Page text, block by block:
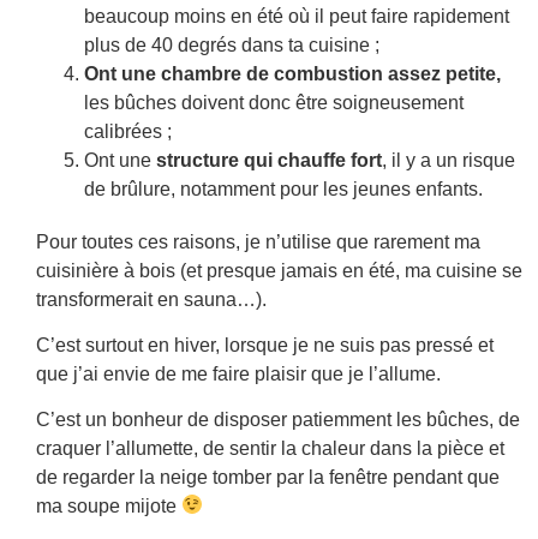
beaucoup moins en été où il peut faire rapidement
plus de 40 degrés dans ta cuisine ;
Ont une chambre de combustion assez petite,
les bûches doivent donc être soigneusement
calibrées ;
Ont une structure qui chauffe fort, il y a un risque
de brûlure, notamment pour les jeunes enfants.
Pour toutes ces raisons, je n’utilise que rarement ma
cuisinière à bois (et presque jamais en été, ma cuisine se
transformerait en sauna…).
C’est surtout en hiver, lorsque je ne suis pas pressé et
que j’ai envie de me faire plaisir que je l’allume.
C’est un bonheur de disposer patiemment les bûches, de
craquer l’allumette, de sentir la chaleur dans la pièce et
de regarder la neige tomber par la fenêtre pendant que
ma soupe mijote